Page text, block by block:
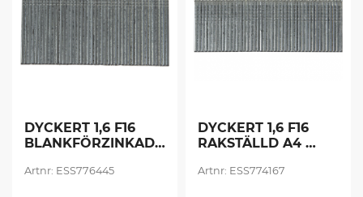
DYCKERT 1,6 F16
BLANKFÖRZINKAD
ESS776445
DYCKERT 1,6 F16
RAKSTÄLLD A4
ESS774167